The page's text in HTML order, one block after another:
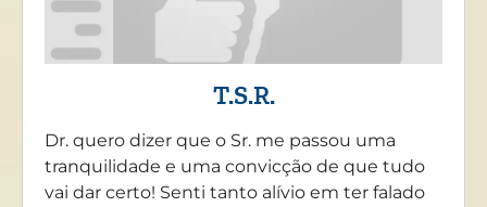
T.S.R.
Dr. quero dizer que o Sr. me passou uma
tranquilidade e uma convicção de que tudo
vai dar certo! Senti tanto alívio em ter falado